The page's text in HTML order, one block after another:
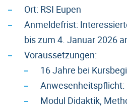
Ort: RSI Eupen
Anmeldefrist:
bis zum 4. Januar 2026
Voraussetzungen:
16 Jahre bei
Anwesenheitspflicht:
Modul Didaktik,